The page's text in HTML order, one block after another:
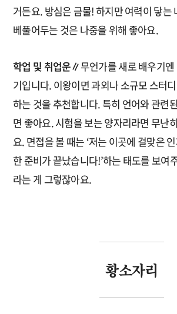
거든요. 방심은 금물! 하지만 여력이 닿는
베풀어두는 것은 나중을 위해 좋아요.
학업 및 취업운∥무언가를 새로 배우기
기입니다. 이왕이면 과외나 소규모 스터
하는 것을 추천합니다. 특히 언어와 관련
면 좋아요. 시험을 보는 양자리라면 무난
요. 면접을 볼 때는 ‘저는 이곳에 걸맞은
한 준비가 끝났습니다!’하는 태도를 보여
라는 게 그렇잖아요.
황소자리